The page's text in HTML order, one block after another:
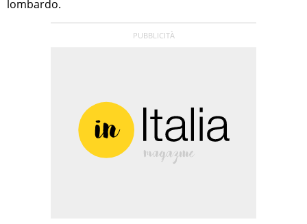
lombardo.